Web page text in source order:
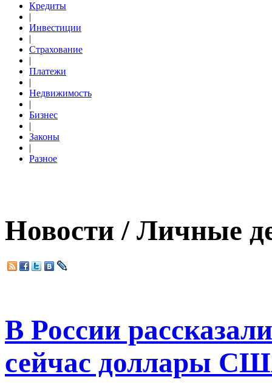
Кредиты
|
Инвестиции
|
Страхование
|
Платежи
|
Недвижимость
|
Бизнес
|
Законы
|
Разное
Новости / Личные
В России
сейчас доллары